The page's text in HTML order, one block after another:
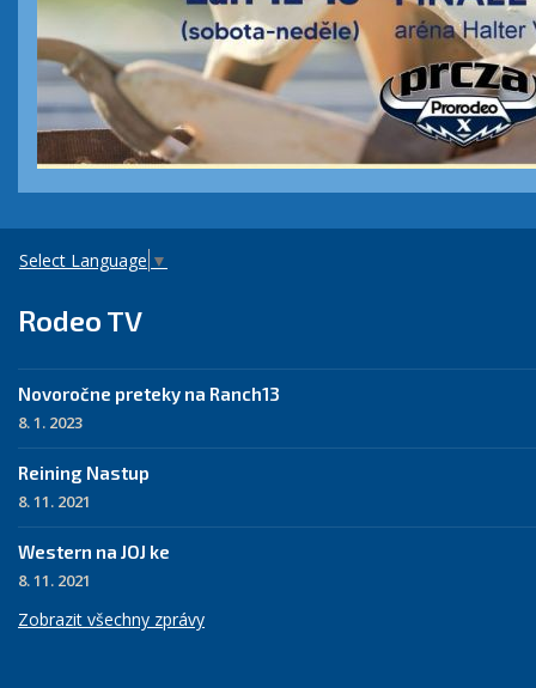
Select Language ▼
Rodeo TV
Novoročne preteky na Ranch13
8. 1. 2023
Reining Nastup
8. 11. 2021
Western na JOJ ke
8. 11. 2021
Zobrazit všechny zprávy